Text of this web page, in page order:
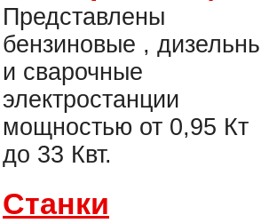
Представлены
бензиновые ,
и сварочные
электростанции
мощностью от 0,95 Кт
до 33 Квт.
Станки